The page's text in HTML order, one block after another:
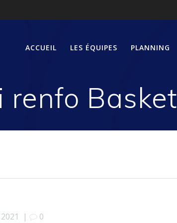
ACCUEIL LES ÉQUIPES PLANNING
| 0